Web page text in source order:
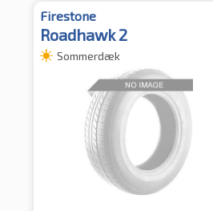
Firestone
Roadhawk 2
Sommerdæk